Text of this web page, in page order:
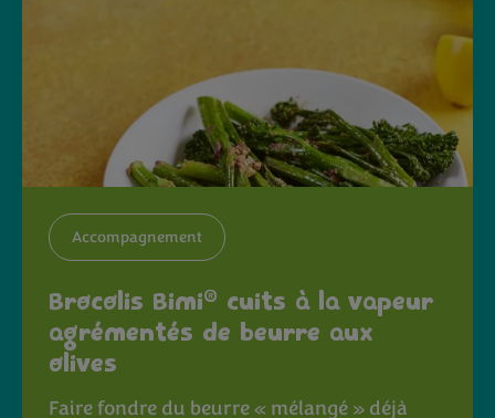
Accompagnement
Brocolis Bimi® cuits à la vapeur
agrémentés de beurre aux
olives
Faire fondre du beurre « mélangé » déjà